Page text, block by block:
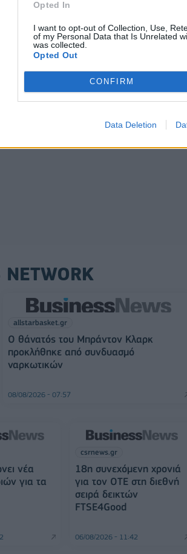
Opted In
I want to opt-out of Collection, Use,
of my Personal Data that Is Unrelated
was collected.
Opted Out
CONFIRM
Data Deletion
ΕΛ.ΑΣ: Στα ίχνη κυκλώματος
τζιχαντιστών
03/03/2017 - 02:00
allstarbasket.gr
O θάνατός του Μπράντον Κλαρκ
προκλήθηκε από συνδυασμό
ναρκωτικών
08/08/2026 - 07:57
νέα
για τα
csrnews.gr
18η συνεχόμενη χρονιά
για τον ΟΤΕ στη διεθνή
σειρά δεικτών
FTSE4Good
06/08/2026 - 11:42